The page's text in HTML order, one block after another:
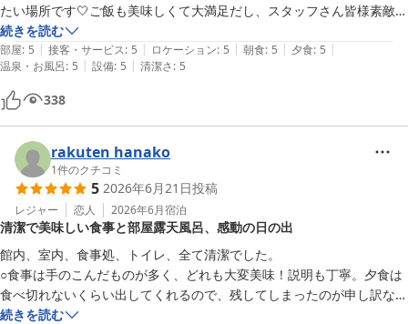
たい場所です🤍ご飯も美味しくて大満足だし、スタッフさん皆様素敵な
方たちです🤍是非皆さん行って下さい😍
続きを読む
部屋: 5 | 接客・サービス: 5 | ロケーション: 5 | 朝食: 5 | 夕食: 5 |
温泉・お風呂: 5 | 設備: 5 | 清潔さ: 5
338
rakuten hanako
1件のクチコミ
5 2026年6月21日投稿
レジャー 恋人 2026年6月宿泊
清潔で美味しい食事と部屋露天風呂、感動の日の出
館内、室内、食事処、トイレ、全て清潔でした。
○食事は手のこんだものが多く、どれも大変美味！説明も丁寧。夕食は
食べ切れないくらい出してくれるので、残してしまったのが申し訳ない
くらい。
続きを読む